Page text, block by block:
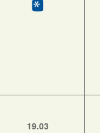
19.03